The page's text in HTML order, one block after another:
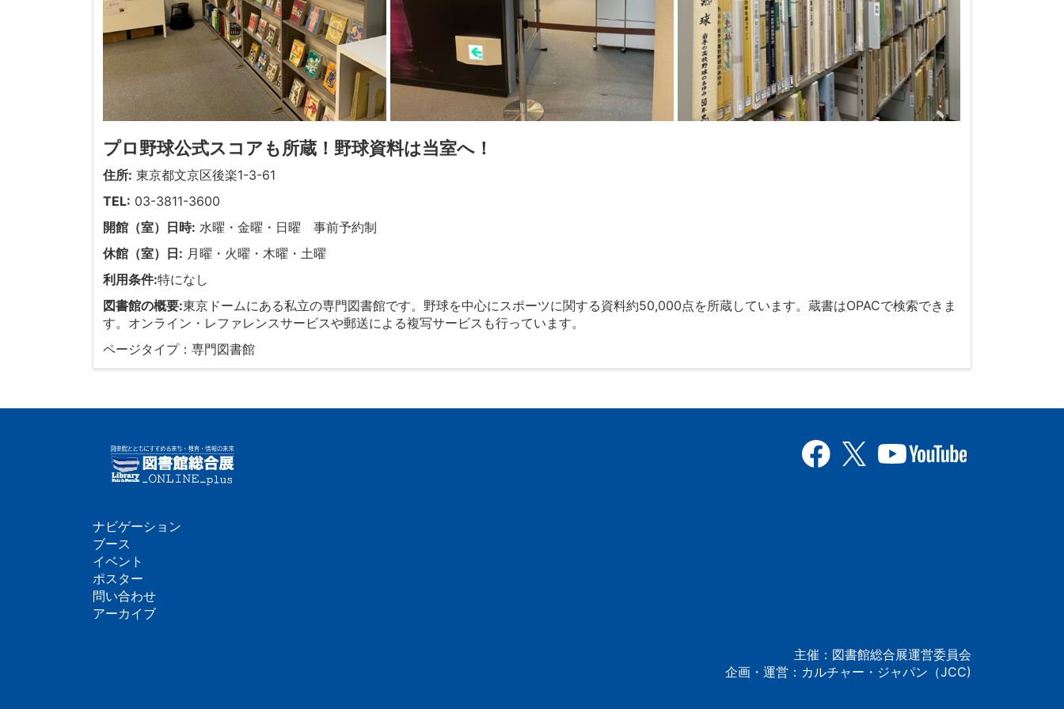
プロ野球公式スコアも所蔵！野球資料は当室へ！
住所: 東京都文京区後楽1-3-61
TEL: 03-3811-3600
開館（室）日時: 水曜・金曜・日曜 事前予約制
休館（室）日: 月曜・火曜・木曜・土曜
利用条件:特になし
図書館の概要:東京ドームにある私立の専門図書館です。野球を中心にスポーツに関する資料約50,000点を所蔵しています。蔵書はOPACで検索できま
す。オンライン・レファレンスサービスや郵送による複写サービスも行っています。
ページタイプ：専門図書館
フ
ッ
タ
ナビゲーション
ブース
イベント
ポスター
問い合わせ
アーカイブ
主催：図書館総合展運営委員会
企画・運営：カルチャー・ジャパン（JCC)